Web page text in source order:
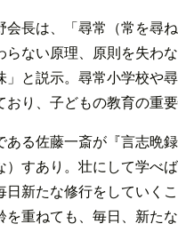
会長は、「尋常（常を尋
ない原理、原則を失わ
と説示。尋常小学校や
り、子どもの教育の重
る佐藤一斎が『言志晩
）すあり。壮にして学べ
新たな修行をしていく
を重ねても、毎日、新た